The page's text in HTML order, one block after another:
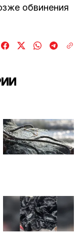
обвинения